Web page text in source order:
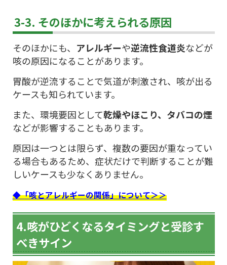
3-3. そのほかに考えられる原因
そのほかにも、 アレルギーや逆流性食道炎などが
咳の原因になることがあります。
胃酸が逆流することで気道が刺激され、咳が出る
ケースも知られています。
また、環境要因として乾燥やほこり、タバコの煙
などが影響することもあります。
原因は一つとは限らず、複数の要因が重なってい
る場合もあるため、症状だけで判断することが難
しいケースも少なくありません。
◆「咳とアレルギーの関係」について＞＞
4.咳がひどくなるタイミングと受診す
べきサイン